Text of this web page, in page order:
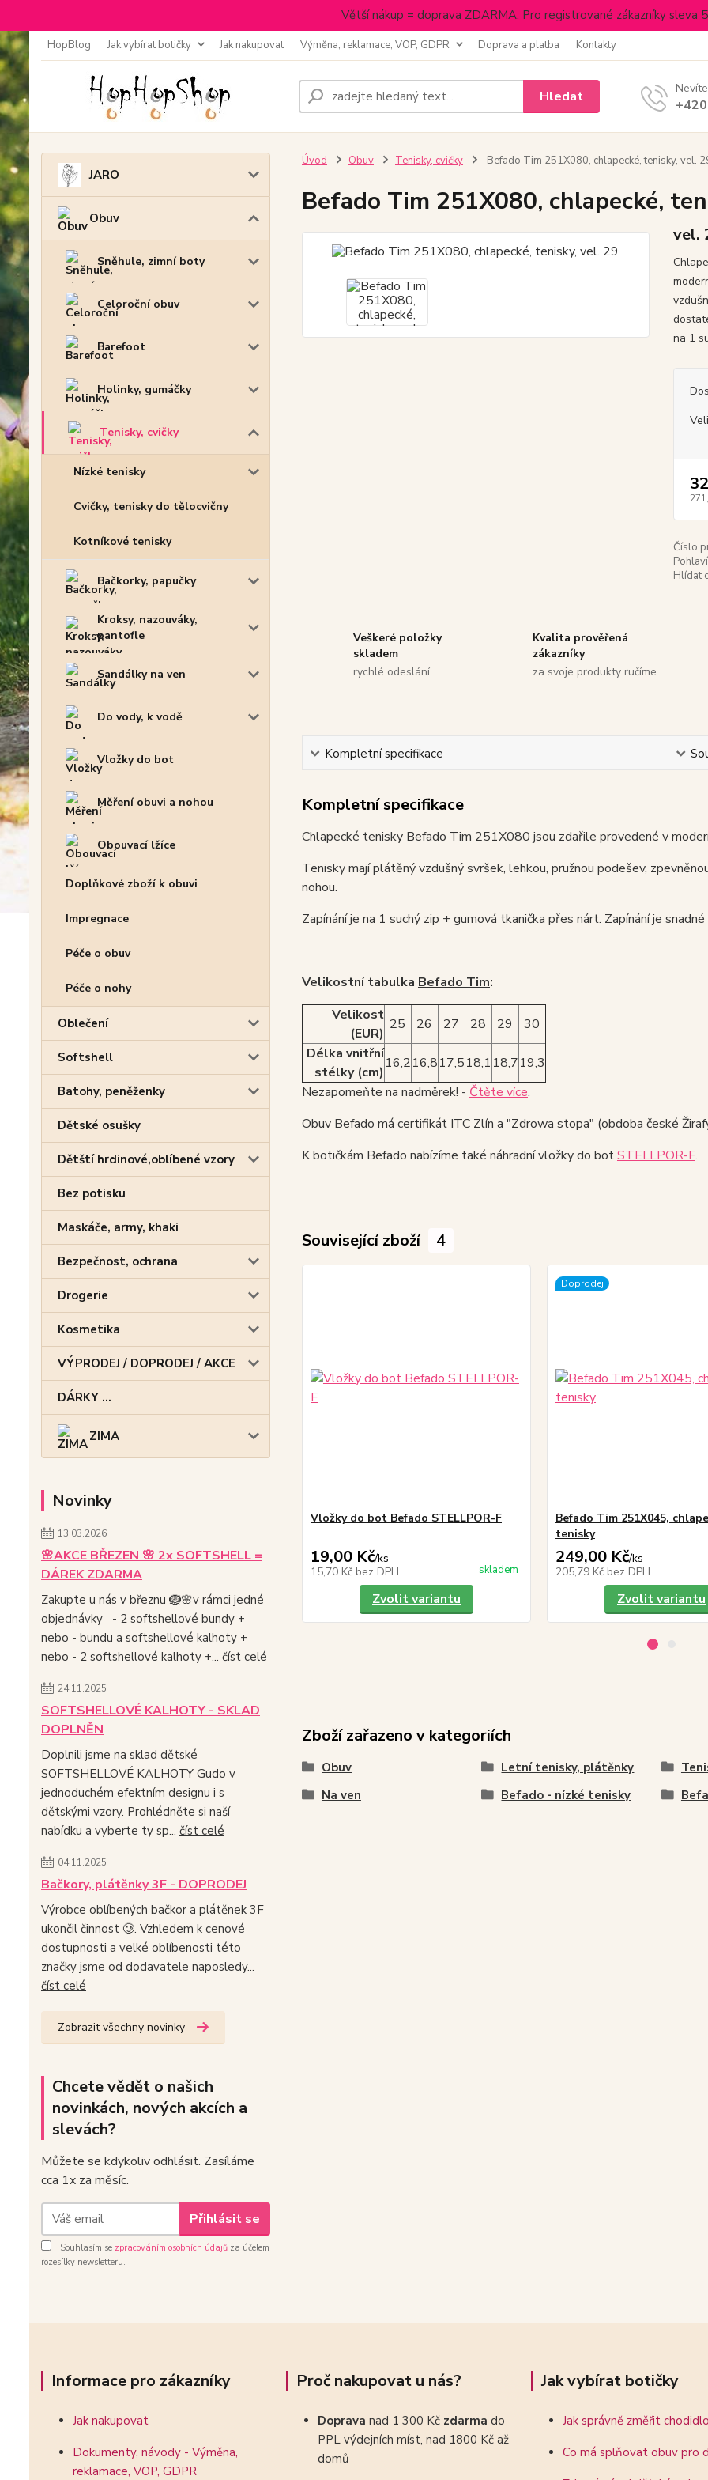
Větší nákup = doprava ZDARMA. Pro registrované zákazníky sleva
HopBlog Jak vybírat botičky Jak nakupovat Výměna, reklamace, VOP, GDPR Doprava a platba Kontakty
Hledat
JARO
Obuv
Sněhule, zimní boty
Celoroční obuv
Barefoot
Holinky, gumáčky
Tenisky, cvičky
Nízké tenisky
Cvičky, tenisky do tělocvičny
Kotníkové tenisky
Bačkorky, papučky
Kroksy, nazouváky,
pantofle
Sandálky na ven
Do vody, k vodě
Vložky do bot
Měření obuvi a nohou
Obouvací lžíce
Doplňkové zboží k obuvi
Impregnace
Péče o obuv
Péče o nohy
Oblečení
Softshell
Batohy, peněženky
Dětské osušky
Dětští hrdinové,oblíbené vzory
Bez potisku
Maskáče, army, khaki
Bezpečnost, ochrana
Drogerie
Kosmetika
VÝPRODEJ / DOPRODEJ / AKCE
DÁRKY ...
ZIMA
Novinky
13.03.2026
🌸AKCE BŘEZEN 🌸 2x SOFTSHELL =
DÁREK ZDARMA
Zakupte u nás v březnu 🪺🌸v rámci jedné
objednávky - 2 softshellové bundy +
nebo - bundu a softshellové kalhoty +
nebo - 2 softshellové kalhoty +... číst celé
24.11.2025
SOFTSHELLOVÉ KALHOTY - SKLAD
DOPLNĚN
Doplnili jsme na sklad dětské
SOFTSHELLOVÉ KALHOTY Gudo v
jednoduchém efektním designu i s
dětskými vzory. Prohlédněte si naší
nabídku a vyberte ty sp... číst celé
04.11.2025
Bačkory, plátěnky 3F - DOPRODEJ
Výrobce oblíbených bačkor a plátěnek 3F
ukončil činnost 🥲. Vzhledem k cenové
dostupnosti a velké oblíbenosti této
značky jsme od dodavatele naposledy...
číst celé
Zobrazit všechny novinky
Chcete vědět o našich
novinkách, nových akcích a
slevách?
Můžete se kdykoliv odhlásit. Zasíláme
cca 1x za měsíc.
Přihlásit se
Souhlasím se zpracováním osobních údajů za účelem
rozesílky newsletteru.
Úvod Obuv Tenisky, cvičky Befado Tim 251X080, chlapecké, tenisky, vel.
Befado Tim 251X080, chlapecké,
vel.
na 1
Číslo
Hlídat
Veškeré položky
skladem
rychlé odeslání
Kvalita prověřená
zákazníky
za svoje produkty ručíme
Kompletní specifikace
Kompletní specifikace
Chlapecké tenisky Befado Tim 251X080 jsou zdařile provedené v
Tenisky mají plátěný vzdušný svršek, lehkou, pružnou podešev,
nohou.
Zapínání je na 1 suchý zip + gumová tkanička přes nárt. Zapínání je
Velikostní tabulka Befado Tim:
Velikost
(EUR)
25 26 27 28 29
30
Délka vnitřní
stélky (cm)
16,216,817,518,1 18,719,3
Nezapomeňte na nadměrek! - Čtěte více.
Obuv Befado má certifikát ITC Zlín a "Zdrowa stopa" (obdoba české
K botičkám Befado nabízíme také náhradní vložky do botSTELLPOR-F.
Související zboží 4
Vložky do bot Befado STELLPOR-F
19,00 Kč/ks
15,70 Kč bez DPH skladem
Zvolit variantu
Doprodej
Befado Tim 251X045,
tenisky
249,00 Kč/ks
205,79 Kč bez DPH
Zvolit variantu
Zboží zařazeno v kategoriích
Obuv Letní tenisky, plátěnky
Na ven
Befado - nízké tenisky
Informace pro zákazníky
Jak nakupovat
Dokumenty, návody - Výměna,
reklamace, VOP, GDPR
Proč nakupovat u nás?
Doprava nad 1 300 Kč zdarma do
PPL výdejních míst, nad 1800 Kč až
domů
Jak vybírat botičky
Jak správně změřit
Co má splňovat obuv pro